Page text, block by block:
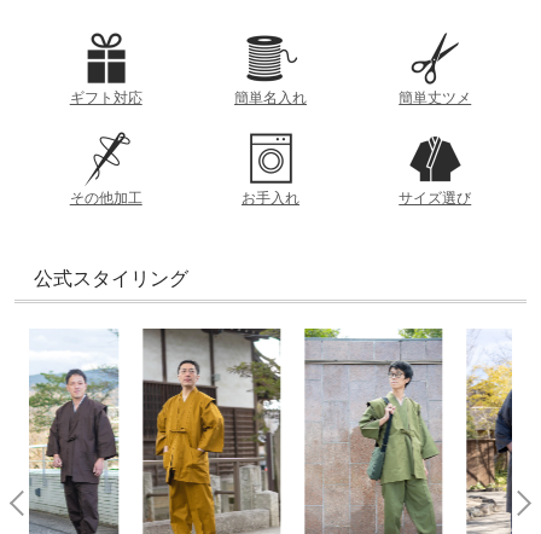
衿の根本から裾までの直線距離
ズボン丈
股下
内股合わせから内股の縫い目に沿った裾までの直線距離
ウエスト
胴回り一周の長さ
綿100%
洗濯方法
洗濯機可（ネット使用）
日本
参考重量 (Lサイズ)
透け感
おすすめの季節
冬
ギフト対応 簡単名入れ 簡単丈ツメ
その他加工 お手入れ サイズ選び
公式スタイリング